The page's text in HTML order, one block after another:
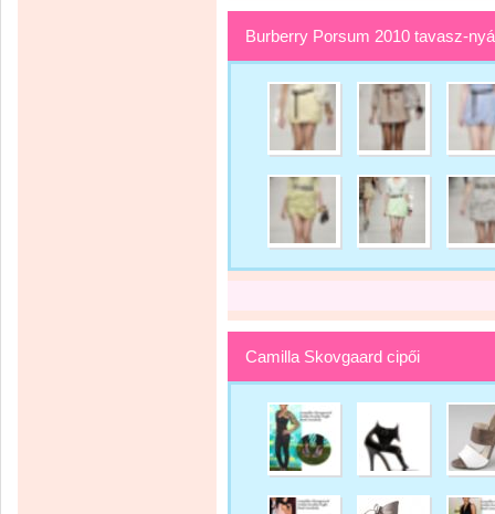
Burberry Porsum 2010 tavasz-
Camilla Skovgaard cipői